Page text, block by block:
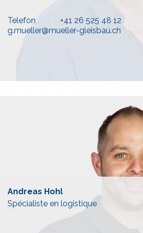
Telefon
+41 26 525 48 12
g.mueller@mueller-gleisbau.ch
Andreas Hohl
Spécialiste en logistique